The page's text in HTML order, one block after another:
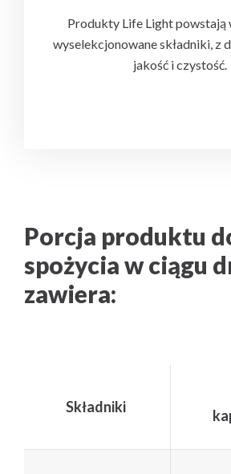
Produkty Life Light powstają
wyselekcjonowane składniki, z
jakość i czystość.
Porcja produktu
spożycia w ciągu
zawiera:
Składniki